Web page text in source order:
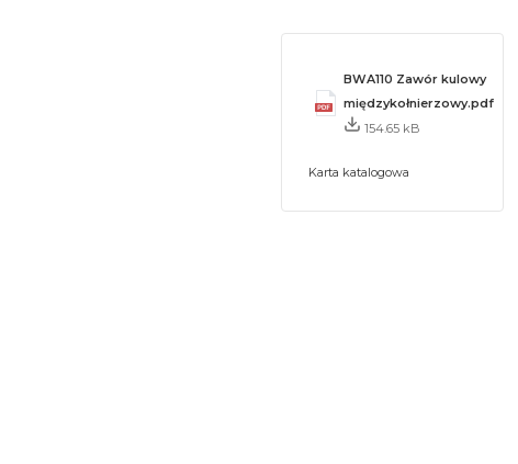
BWA110 Zawór kulowy
międzykołnierzowy.pdf
154.65 kB
Karta katalogowa